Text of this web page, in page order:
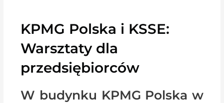
KPMG Polska i KSSE:
Warsztaty dla
przedsiębiorców
W budynku KPMG Polska w